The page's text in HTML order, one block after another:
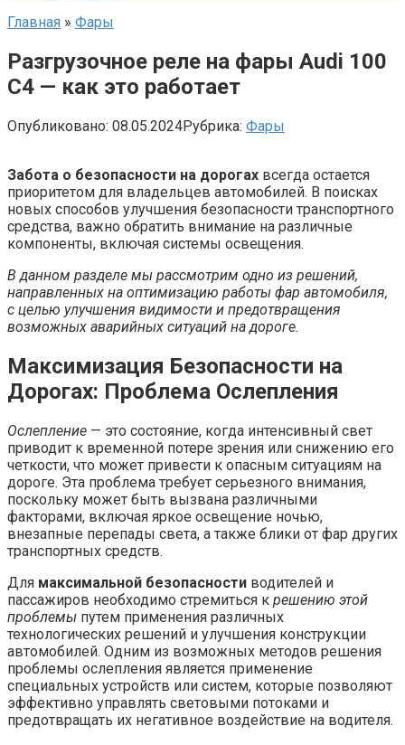
Главная » Фары
Разгрузочное реле на фары Audi 100
C4 — как это работает
Опубликовано: 08.05.2024Рубрика: Фары
Забота о безопасности на дорогах всегда остается
приоритетом для владельцев автомобилей. В поисках
новых способов улучшения безопасности транспортного
средства, важно обратить внимание на различные
компоненты, включая системы освещения.
В данном разделе мы рассмотрим одно из решений,
направленных на оптимизацию работы фар автомобиля,
с целью улучшения видимости и предотвращения
возможных аварийных ситуаций на дороге.
Максимизация Безопасности на
Дорогах: Проблема Ослепления
Ослепление — это состояние, когда интенсивный свет
приводит к временной потере зрения или снижению его
четкости, что может привести к опасным ситуациям на
дороге. Эта проблема требует серьезного внимания,
поскольку может быть вызвана различными
факторами, включая яркое освещение ночью,
внезапные перепады света, а также блики от фар других
транспортных средств.
Для максимальной безопасности водителей и
пассажиров необходимо стремиться к решению этой
проблемы путем применения различных
технологических решений и улучшения конструкции
автомобилей. Одним из возможных методов решения
проблемы ослепления является применение
специальных устройств или систем, которые позволяют
эффективно управлять световыми потоками и
предотвращать их негативное воздействие на водителя.